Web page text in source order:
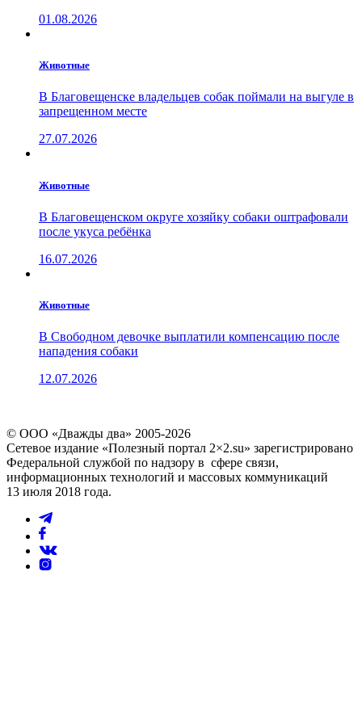
01.08.2026
Животные
В Благовещенске владельцев собак поймали на выгуле в
запрещенном месте
27.07.2026
Животные
В Благовещенском округе хозяйку собаки оштрафовали
после укуса ребёнка
16.07.2026
Животные
В Свободном девочке выплатили компенсацию после
нападения собаки
12.07.2026
© ООО «Дважды два» 2005-2026
Сетевое издание «Полезный портал 2×2.su» зарегистрировано
Федеральной службой по надзору в сфере связи,
информационных технологий и массовых коммуникаций
13 июля 2018 года.